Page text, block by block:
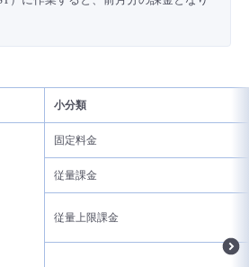
ーを見る
チャー 小分類
固定料金
従量課金
従量上限課金